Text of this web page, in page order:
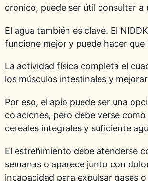
crónico, puede ser útil consultar
El agua también es clave. El
funcione mejor y puede hacer que
La actividad física completa el
los músculos intestinales y
Por eso, el apio puede ser una
colaciones, pero debe verse
cereales integrales y suficiente
El estreñimiento debe atenderse
semanas o aparece junto con
incapacidad para expulsar gases